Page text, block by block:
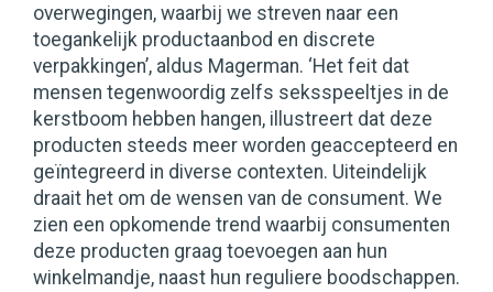
overwegingen, waarbij we streven naar een
toegankelijk productaanbod en discrete
verpakkingen’, aldus Magerman. ‘Het feit dat
mensen tegenwoordig zelfs seksspeeltjes in de
kerstboom hebben hangen, illustreert dat deze
producten steeds meer worden geaccepteerd en
geïntegreerd in diverse contexten. Uiteindelijk
draait het om de wensen van de consument. We
zien een opkomende trend waarbij consumenten
deze producten graag toevoegen aan hun
winkelmandje, naast hun reguliere boodschappen.